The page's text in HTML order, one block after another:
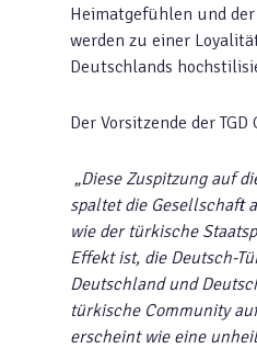
Heimatgefühlen und
werden zu einer
Deutschlands
Der Vorsitzende der
„Diese Zuspitzung auf
spaltet die Gesellschaft
wie der türkische
Effekt ist, die Deutsch-
Deutschland und
türkische Community
erscheint wie eine